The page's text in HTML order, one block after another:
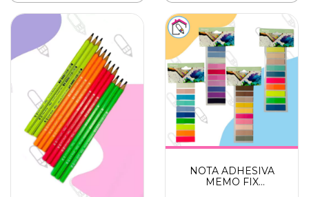
NOTA ADHESIVA
MEMO FIX